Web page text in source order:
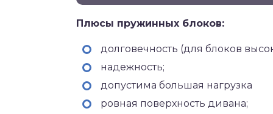
Плюсы пружинных блоков:
долговечность (для блоков
надежность;
допустима большая нагрузка
ровная поверхность дивана;